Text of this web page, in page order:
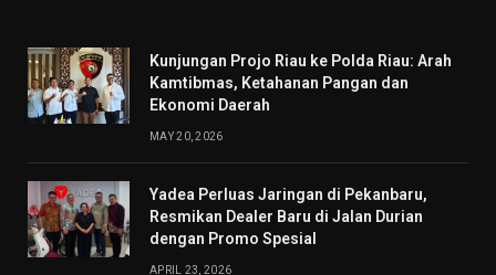
Kunjungan Projo Riau ke Polda Riau: Arah
Kamtibmas, Ketahanan Pangan dan
Ekonomi Daerah
MAY 20, 2026
Yadea Perluas Jaringan di Pekanbaru,
Resmikan Dealer Baru di Jalan Durian
dengan Promo Spesial
APRIL 23, 2026